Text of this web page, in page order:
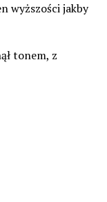
wyższości jakby
tonem, z